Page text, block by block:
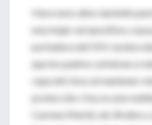
Hace unos años también
una mujer seropositiva,
portadora del VIH, tuviera
que los padres volvieran a
cepa del virus al mantener
protección. Hoy es una
Carmen Martín, de 34 años